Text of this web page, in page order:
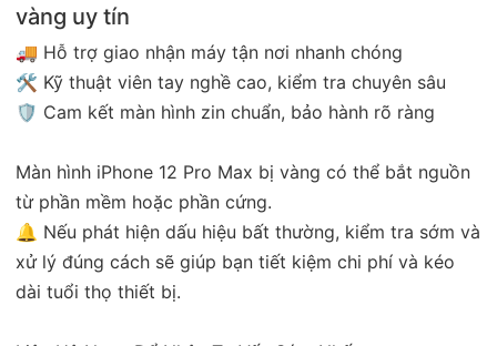
vàng uy tín
🚚 Hỗ trợ giao nhận máy tận nơi nhanh chóng
🛠️ Kỹ thuật viên tay nghề cao, kiểm tra chuyên sâu
🛡️ Cam kết màn hình zin chuẩn, bảo hành rõ ràng
Màn hình iPhone 12 Pro Max bị vàng có thể bắt nguồn
từ phần mềm hoặc phần cứng.
🔔 Nếu phát hiện dấu hiệu bất thường, kiểm tra sớm và
xử lý đúng cách sẽ giúp bạn tiết kiệm chi phí và kéo
dài tuổi thọ thiết bị.